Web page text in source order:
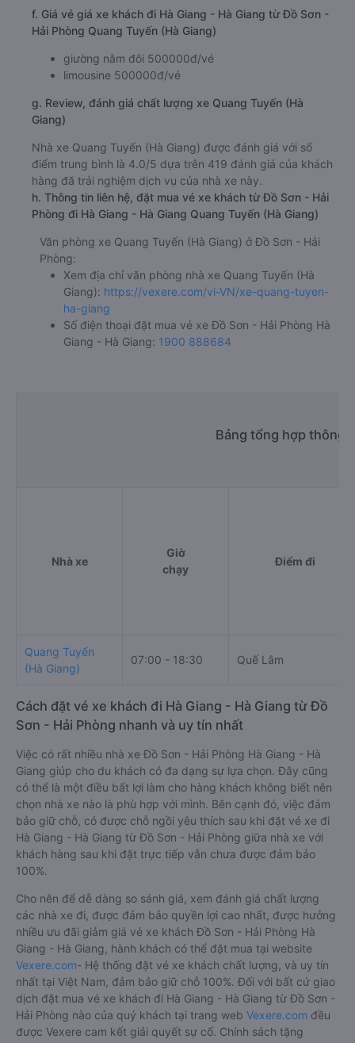
f. Giá vé giá xe khách đi Hà Giang - Hà Giang từ Đồ Sơn -
Hải Phòng Quang Tuyến (Hà Giang)
giường nằm đôi 500000đ/vé
limousine 500000đ/vé
g. Review, đánh giá chất lượng xe Quang Tuyến (Hà
Giang)
Nhà xe Quang Tuyến (Hà Giang) được đánh giá với số
điểm trung bình là 4.0/5 dựa trên 419 đánh giá của khách
hàng đã trải nghiệm dịch vụ của nhà xe này.
h. Thông tin liên hệ, đặt mua vé xe khách từ Đồ Sơn - Hải
Phòng đi Hà Giang - Hà Giang Quang Tuyến (Hà Giang)
Văn phòng xe Quang Tuyến (Hà Giang) ở Đồ Sơn - Hải
Phòng:
Xem địa chỉ văn phòng nhà xe Quang Tuyến (Hà
Giang): https://vexere.com/vi-VN/xe-quang-tuyen-
ha-giang
Số điện thoại đặt mua vé xe Đồ Sơn - Hải Phòng Hà
Giang - Hà Giang: 1900 888684
Bảng tổng hợp thông
Nhà xe
Giờ
chạy
Điểm đi
Quang Tuyến
(Hà Giang)
07:00 - 18:30 Quế Lâm
Cách đặt vé xe khách đi Hà Giang - Hà Giang từ Đồ
Sơn - Hải Phòng nhanh và uy tín nhất
Việc có rất nhiều nhà xe Đồ Sơn - Hải Phòng Hà Giang - Hà
Giang giúp cho du khách có đa dạng sự lựa chọn. Đây cũng
có thể là một điều bất lợi làm cho hàng khách không biết nên
chọn nhà xe nào là phù hợp với mình. Bên cạnh đó, việc đảm
bảo giữ chỗ, có được chỗ ngồi yêu thích sau khi đặt vé xe đi
Hà Giang - Hà Giang từ Đồ Sơn - Hải Phòng giữa nhà xe với
khách hàng sau khi đặt trực tiếp vẫn chưa được đảm bảo
100%.
Cho nên để dễ dàng so sánh giá, xem đánh giá chất lượng
các nhà xe đi, được đảm bảo quyền lợi cao nhất, được hưởng
nhiều ưu đãi giảm giá vé xe khách Đồ Sơn - Hải Phòng Hà
Giang - Hà Giang, hành khách có thể đặt mua tại website
Vexere.com- Hệ thống đặt vé xe khách chất lượng, và uy tín
nhất tại Việt Nam, đảm bảo giữ chỗ 100%. Đối với bất cứ giao
dịch đặt mua vé xe khách đi Hà Giang - Hà Giang từ Đồ Sơn -
Hải Phòng nào của quý khách tại trang web Vexere.com đều
được Vexere cam kết giải quyết sự cố. Chính sách tặng